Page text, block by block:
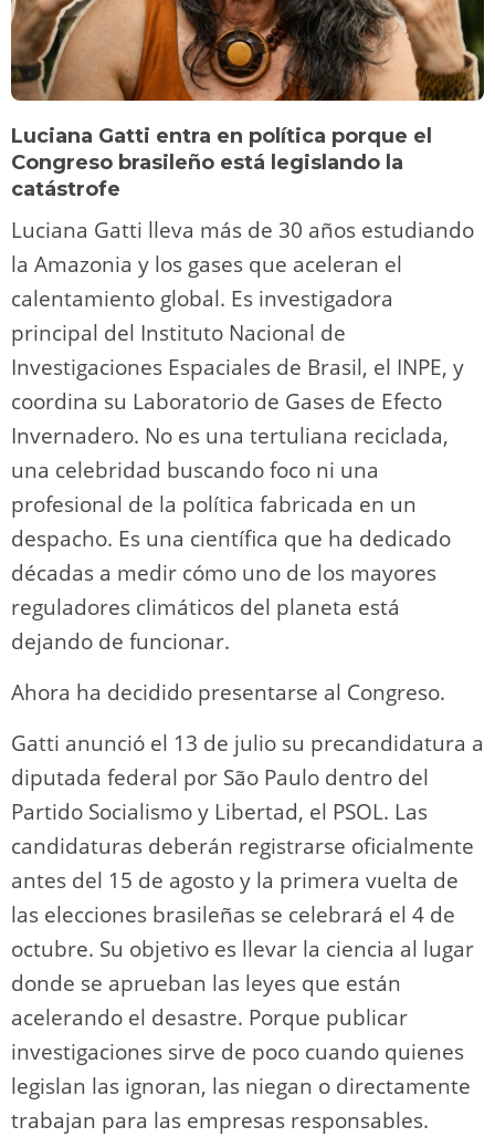
Luciana Gatti entra en política porque el
Congreso brasileño está legislando la
catástrofe
Luciana Gatti lleva más de 30 años estudiando
la Amazonia y los gases que aceleran el
calentamiento global. Es investigadora
principal del Instituto Nacional de
Investigaciones Espaciales de Brasil, el INPE, y
coordina su Laboratorio de Gases de Efecto
Invernadero. No es una tertuliana reciclada,
una celebridad buscando foco ni una
profesional de la política fabricada en un
despacho. Es una científica que ha dedicado
décadas a medir cómo uno de los mayores
reguladores climáticos del planeta está
dejando de funcionar.
Ahora ha decidido presentarse al Congreso.
Gatti anunció el 13 de julio su precandidatura a
diputada federal por São Paulo dentro del
Partido Socialismo y Libertad, el PSOL. Las
candidaturas deberán registrarse oficialmente
antes del 15 de agosto y la primera vuelta de
las elecciones brasileñas se celebrará el 4 de
octubre. Su objetivo es llevar la ciencia al lugar
donde se aprueban las leyes que están
acelerando el desastre. Porque publicar
investigaciones sirve de poco cuando quienes
legislan las ignoran, las niegan o directamente
trabajan para las empresas responsables.